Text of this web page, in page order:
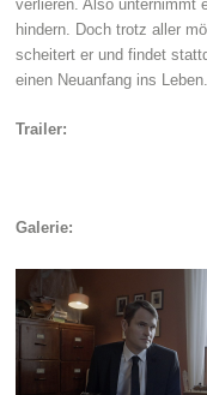
verlieren. Also unternimmt
hindern. Doch trotz aller
scheitert er und findet
einen Neuanfang ins Leben.
Trailer:
Galerie: